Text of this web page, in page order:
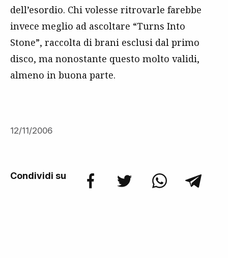
dell’esordio. Chi volesse ritrovarle farebbe
invece meglio ad ascoltare “Turns Into
Stone”, raccolta di brani esclusi dal primo
disco, ma nonostante questo molto validi,
almeno in buona parte.
12/11/2006
Condividi su